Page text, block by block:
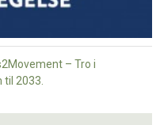
– Tro i
2033.